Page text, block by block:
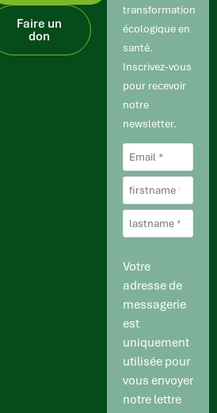
Faire un
don
transformation
écologique en
santé.
Inscrivez-vous
pour recevoir
notre
newsletter.
Votre
adresse de
messagerie
est
uniquement
utilisée pour
vous envoyer
notre lettre